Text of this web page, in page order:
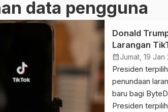
data pengguna
Donald
Larangan
calendar_monthJumat, 19 Jan
Presiden
penundaan
baru bagi
Presiden